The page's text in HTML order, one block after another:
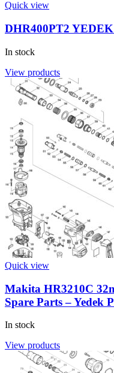
Quick view
DHR400PT2
In stock
View products
Quick view
Makita HR3210C
Spare Parts – Yedek
In stock
View products